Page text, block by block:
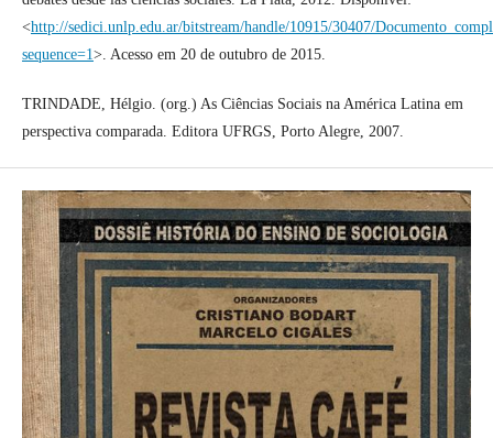
<http://sedici.unlp.edu.ar/bitstream/handle/10915/30407/
sequence=1>. Acesso em 20 de outubro de 2015.
TRINDADE, Hélgio. (org.) As Ciências Sociais na América Latina em
perspectiva comparada. Editora UFRGS, Porto Alegre, 2007.